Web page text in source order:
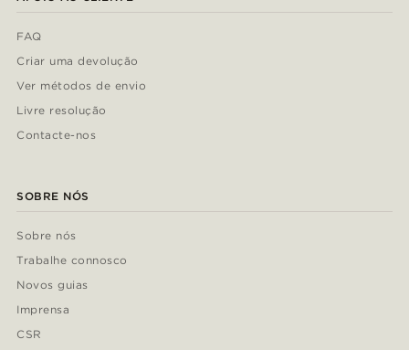
FAQ
Criar uma devolução
Ver métodos de envio
Livre resolução
Contacte-nos
SOBRE NÓS
Sobre nós
Trabalhe connosco
Novos guias
Imprensa
CSR